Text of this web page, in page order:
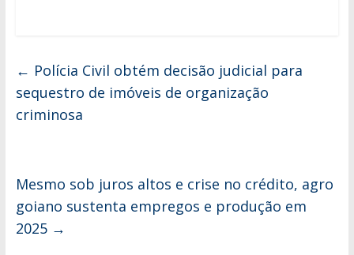
← Polícia Civil obtém decisão judicial para
sequestro de imóveis de organização
criminosa
Mesmo sob juros altos e crise no crédito, agro
goiano sustenta empregos e produção em
2025 →